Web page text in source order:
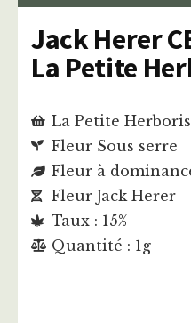
Jack Herer
La Petite
La Petite
Fleur Sous serre
Fleur à
Fleur Jack Herer
Taux : 15%
Quantité : 1g